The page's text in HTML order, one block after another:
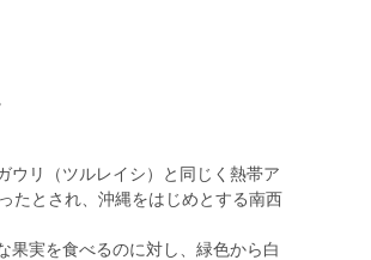
ウリ（ツルレイシ）と同じく熱帯ア
たとされ、沖縄をはじめとする南西
果実を食べるのに対し、緑色から白